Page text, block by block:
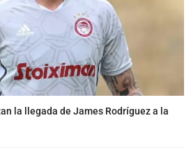
la llegada de James Rodríguez a la